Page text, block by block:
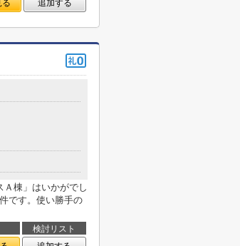
る 追加する
棟」はいかがでし
です。使い勝手の
検討リスト